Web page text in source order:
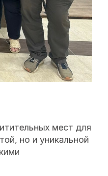
мест для
но и уникальной